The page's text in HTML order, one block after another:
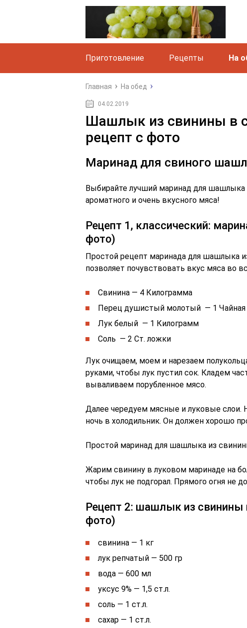
Приготовление Рецепты На
Главная На обед
04.02.2019
Шашлык из свинины в
рецепт с фото
Маринад для свиного
Выбирайте лучший маринад для шашлыка
ароматного и очень вкусного мяса!
Рецепт 1, классический:
фото)
Простой рецепт маринада для шашлыка
позволяет почувствовать вкус мяса во
Свинина — 4 Килограмма
Перец душистый молотый — 1 Чайная
Лук белый — 1 Килограмм
Соль — 2 Ст. ложки
Лук очищаем, моем и нарезаем
руками, чтобы лук пустил сок. Кладем
вываливаем порубленное мясо.
Далее чередуем мясные и луковые
ночь в холодильник. Он должен хорошо
Простой маринад для шашлыка из
Жарим свинину в луковом маринаде на
чтобы лук не подгорал. Прямого огня не
Рецепт 2: шашлык из
фото)
свинина — 1 кг
лук репчатый — 500 гр
вода — 600 мл
уксус 9% — 1,5 ст.л.
соль — 1 ст.л.
сахар — 1 ст.л.